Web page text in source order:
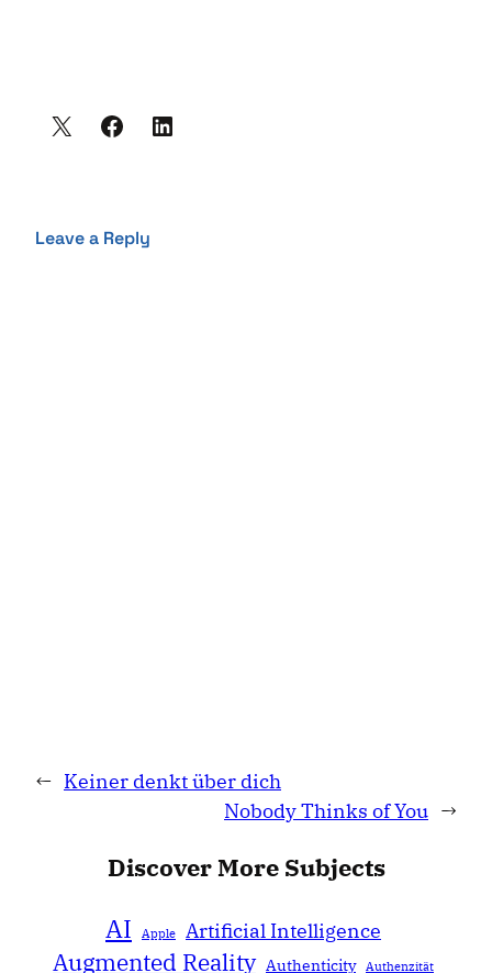
Leave a Reply
← Keiner denkt über dich
Nobody Thinks of You →
Discover More Subjects
AI Apple Artificial Intelligence
Augmented Reality Authenticity Authenzität